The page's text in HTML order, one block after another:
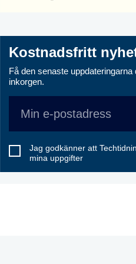
Kostnadsfritt
Få den senaste uppdateringarna
inkorgen.
Jag godkänner att
mina uppgifter